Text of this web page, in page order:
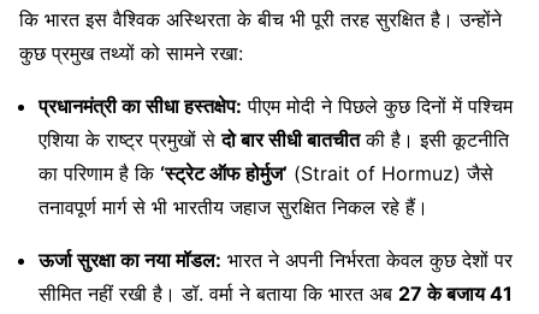
कि भारत इस वैश्विक अस्थिरता के बीच भी पूरी तरह सुरक्षित है। उन्होंने
कुछ प्रमुख तथ्यों को सामने रखा:
प्रधानमंत्री का सीधा हस्तक्षेप: पीएम मोदी ने पिछले कुछ दिनों में पश्चिम
एशिया के राष्ट्र प्रमुखों सेदो बार सीधी बातचीतकी है। इसी कूटनीति
का परिणाम है कि ‘स्ट्रेट ऑफ होर्मुज’ (Strait of Hormuz) जैसे
तनावपूर्ण मार्ग से भी भारतीय जहाज सुरक्षित निकल रहे हैं।
ऊर्जा सुरक्षा का नया मॉडल: भारत ने अपनी निर्भरता केवल कुछ देशों पर
सीमित नहीं रखी है। डॉ. वर्मा ने बताया कि भारत अब 27 के बजाय 41